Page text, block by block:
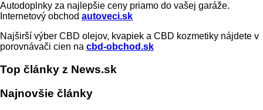
Autodoplnky za najlepšie ceny priamo do vašej garáže.
Internetový obchod autoveci.sk
Najširší výber CBD olejov, kvapiek a CBD kozmetiky nájdete v
porovnávači cien na cbd-obchod.sk
Top články z News.sk
Najnovšie články